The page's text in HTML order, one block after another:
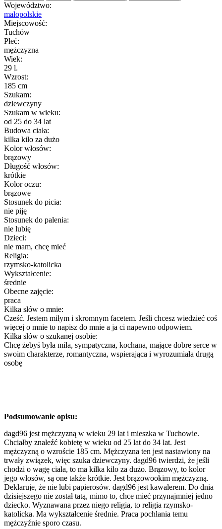
Województwo:
małopolskie
Miejscowość:
Tuchów
Płeć:
mężczyzna
Wiek:
29 l.
Wzrost:
185 cm
Szukam:
dziewczyny
Szukam w wieku:
od 25 do 34 lat
Budowa ciała:
kilka kilo za dużo
Kolor włosów:
brązowy
Długość włosów:
krótkie
Kolor oczu:
brązowe
Stosunek do picia:
nie piję
Stosunek do palenia:
nie lubię
Dzieci:
nie mam, chcę mieć
Religia:
rzymsko-katolicka
Wykształcenie:
średnie
Obecne zajęcie:
praca
Kilka słów o mnie:
Cześć. Jestem miłym i skromnym facetem. Jeśli chcesz wiedzieć coś
więcej o mnie to napisz do mnie a ja ci napewno odpowiem.
Kilka słów o szukanej osobie:
Chcę żebyś była miła, sympatyczna, kochana, mające dobre serce w
swoim charakterze, romantyczna, wspierająca i wyrozumiała drugą
osobę
Podsumowanie opisu:
dagd96 jest mężczyzną w wieku 29 lat i mieszka w Tuchowie.
Chciałby znaleźć kobietę w wieku od 25 lat do 34 lat. Jest
mężczyzną o wzroście 185 cm. Mężczyzna ten jest nastawiony na
trwały związek, więc szuka dziewczyny. dagd96 twierdzi, że jeśli
chodzi o wagę ciała, to ma kilka kilo za dużo. Brązowy, to kolor
jego włosów, są one także krótkie. Jest brązowookim mężczyzną.
Deklaruje, że nie lubi papierosów. dagd96 jest kawalerem. Do dnia
dzisiejszego nie został tatą, mimo to, chce mieć przynajmniej jedno
dziecko. Wyznawana przez niego religia, to religia rzymsko-
katolicka. Ma wykształcenie średnie. Praca pochłania temu
mężczyźnie sporo czasu.